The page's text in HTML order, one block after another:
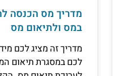
מדריך מס הכנסה
במס ולתיאום מס
מדריך זה מציג לכם
לכם במסגרת תיאום